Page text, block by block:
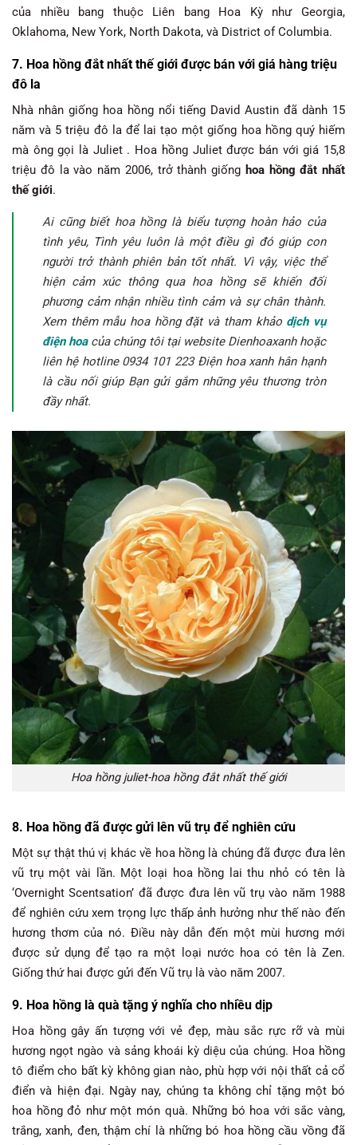
của nhiều bang thuộc Liên bang Hoa Kỳ như Georgia,
Oklahoma, New York, North Dakota, và District of Columbia.
7. Hoa hồng đắt nhất thế giới được bán với giá hàng triệu
đô la
Nhà nhân giống hoa hồng nổi tiếng David Austin đã dành 15
năm và 5 triệu đô la để lai tạo một giống hoa hồng quý hiếm
mà ông gọi là Juliet . Hoa hồng Juliet được bán với giá 15,8
triệu đô la vào năm 2006, trở thành giống hoa hồng đắt nhất
thế giới.
Ai cũng biết hoa hồng là biểu tượng hoàn hảo của
tình yêu, Tình yêu luôn là một điều gì đó giúp con
người trở thành phiên bản tốt nhất. Vì vậy, việc thể
hiện cảm xúc thông qua hoa hồng sẽ khiến đối
phương cảm nhận nhiều tình cảm và sự chân thành.
Xem thêm mẫu hoa hồng đặt và tham khảo dịch vụ
điện hoacủa chúng tôi tại website Dienhoaxanh hoặc
liên hệ hotline 0934 101 223 Điện hoa xanh hân hạnh
là cầu nối giúp Bạn gửi gắm những yêu thương tròn
đầy nhất.
Hoa hồng juliet-hoa hồng đắt nhất thế giới
8. Hoa hồng đã được gửi lên vũ trụ để nghiên cứu
Một sự thật thú vị khác về hoa hồng là chúng đã được đưa lên
vũ trụ một vài lần. Một loại hoa hồng lai thu nhỏ có tên là
‘Overnight Scentsation’ đã được đưa lên vũ trụ vào năm 1988
để nghiên cứu xem trọng lực thấp ảnh hưởng như thế nào đến
hương thơm của nó. Điều này dẫn đến một mùi hương mới
được sử dụng để tạo ra một loại nước hoa có tên là Zen.
Giống thứ hai được gửi đến Vũ trụ là vào năm 2007.
9. Hoa hồng là quà tặng ý nghĩa cho nhiều dịp
Hoa hồng gây ấn tượng với vẻ đẹp, màu sắc rực rỡ và mùi
hương ngọt ngào và sảng khoái kỳ diệu của chúng. Hoa hồng
tô điểm cho bất kỳ không gian nào, phù hợp với nội thất cả cổ
điển và hiện đại. Ngày nay, chúng ta không chỉ tặng một bó
hoa hồng đỏ như một món quà. Những bó hoa với sắc vàng,
trắng, xanh, đen, thậm chí là những bó hoa hồng cầu vồng đã